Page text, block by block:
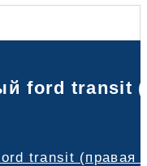
ford transit
transit (правая